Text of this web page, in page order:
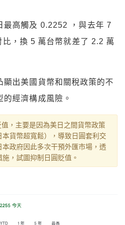
最高觸及 0.2252 ，與去年 7
，換 5 萬台幣就差了 2.2 萬
顯出美國貨幣和關稅政策的不
經濟構成風險。
，主要是因為美日之間貨幣政策
貨幣超寬鬆），導致日圓套利交
政府因此多次干預外匯市場，透
，試圖抑制日圓貶值。